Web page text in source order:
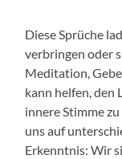
Diese Sprüche
verbringen oder
Meditation,
kann helfen, den
innere Stimme
uns auf
Erkenntnis: Wir